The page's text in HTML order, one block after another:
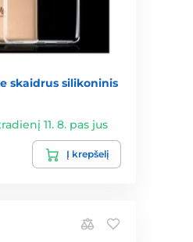
skaidrus silikoninis
11. 8. pas jus
Į krepšelį